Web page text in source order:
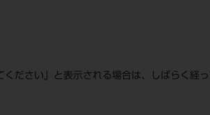
ださい」と表示される場合は、しばらく経